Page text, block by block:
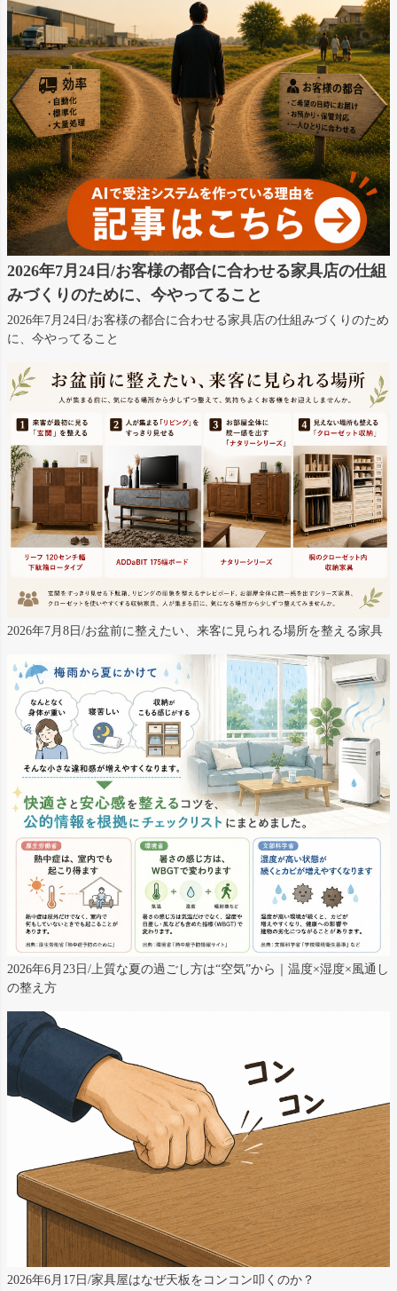
2026年7月24日/お客様の都合に合わせる家具店の仕組
みづくりのために、今やってること
2026年7月24日/お客様の都合に合わせる家具店の仕組みづくりのため
に、今やってること
2026年7月8日/お盆前に整えたい、来客に見られる場所を整える家具
2026年6月23日/上質な夏の過ごし方は“空気”から｜温度×湿度×風通し
の整え方
2026年6月17日/家具屋はなぜ天板をコンコン叩くのか？